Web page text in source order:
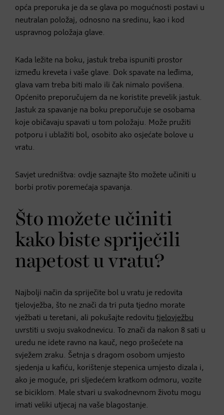
opća preporuka je da se glava po mogućnosti postavi u
neutralan položaj, odnosno na sredinu, kao i kod
uspravnog položaja glave.
Kada ležite na boku, jastuk treba ispuniti prostor
između kreveta i vaše glave. Dok spavate na leđima,
glava vam treba biti malo ili čak nimalo povišena.
Općenito preporučujem da ne koristite prevelik jastuk.
Jastuk za spavanje na boku preporučuje se osobama
koje običavaju spavati u tom položaju. Može pružiti
potporu i ublažiti bol, osobito ako osjećate bolove u
vratu.
Savjet uredništva: ovdje saznajte što možete učiniti u
borbi protiv poremećaja spavanja.
Što možete učiniti
kako biste spriječili
napetost u vratu?
Najbolji način da spriječite bol u vratu je redovita
tjelovježba, što ne znači da tri puta tjedno morate
vježbati u teretani, ali pokušajte redovitu tjelovježbu
uvrstiti u svoju svakodnevicu. To znači da nakon 8 sati u
uredu ne idete ravno na kauč, nego prošećete na
svježem zraku. Šetnja s dragom osobom umjesto
sjedenja u kafiću, korištenje stepenica umjesto dizala i,
ako je moguće, pri sljedećem kratkom odmoru, vozite
se biciklom. Male stvari u svakodnevnom životu mogu
imati veliki utjecaj na vaše blagostanje.